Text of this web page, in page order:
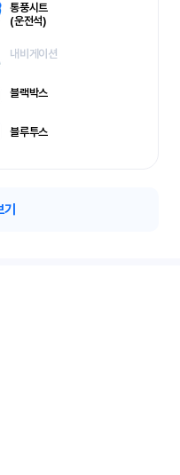
통풍시트
(운전석)
내비게이션
블랙박스
블루투스